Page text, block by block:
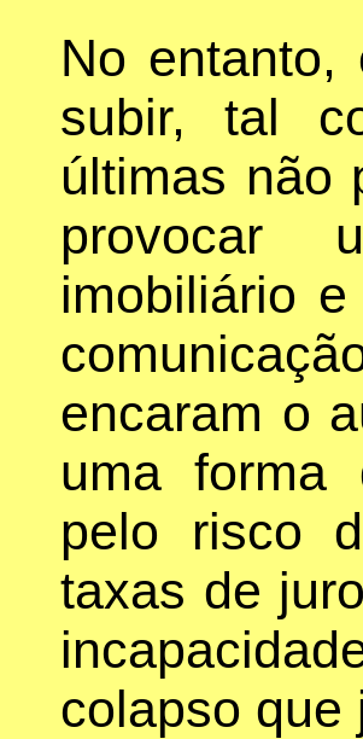
No entanto,
subir, tal
últimas não
provocar
imobiliário
encaram o
uma forma
pelo risco
taxas de
colapso que